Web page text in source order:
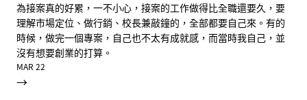
為接案真的好累，一不小心，接案的工作做得比全職還要久，要
理解市場定位、做行銷、校長兼敲鐘的，全部都要自己來。有的
時候，做完一個專案，自己也不太有成就感，而當時我自己，並
沒有想要創業的打算。
MAR 22
→